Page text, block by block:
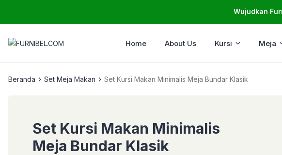
Wujudkan
Home About Us Kursi Meja
Beranda › Set Meja Makan › Set Kursi Makan Minimalis Meja Bundar Klasik
Set Kursi Makan Minimalis
Meja Bundar Klasik